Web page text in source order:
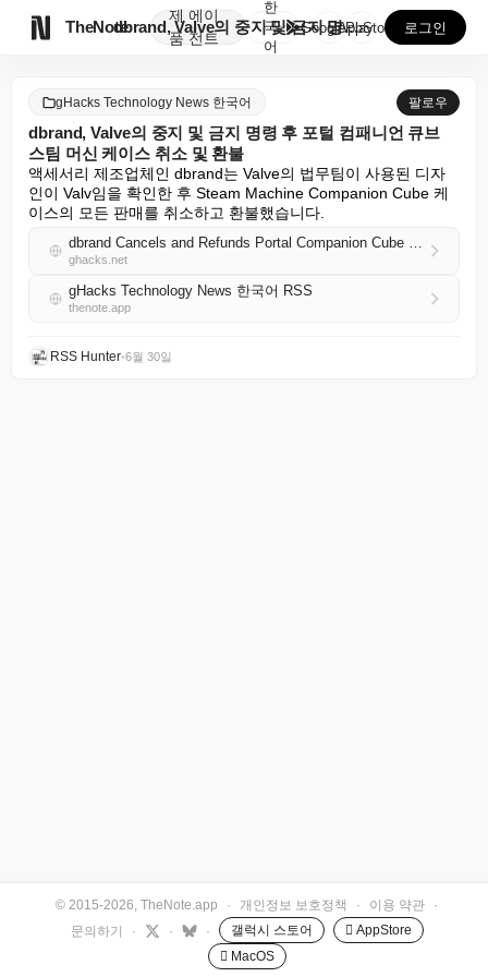
TheNote
제
품
에이
전트
dbrand, Valve의 중지 및 금지 명령 후 포털...
한
국
어
GooglePlay
AppStore 로그인
gHacks Technology News 한국어 팔로우
dbrand, Valve의 중지 및 금지 명령 후 포털 컴패니언 큐브
스팀 머신 케이스 취소 및 환불
액세서리 제조업체인 dbrand는 Valve의 법무팀이 사용된 디자
인이 Valv임을 확인한 후 Steam Machine Companion Cube 케
이스의 모든 판매를 취소하고 환불했습니다.
dbrand Cancels and Refunds Portal Companion Cube Steam Machine Case After Valve Cease and Desist
ghacks.net
gHacks Technology News 한국어 RSS
thenote.app
RSS Hunter•6월 30일
© 2015-2026, TheNote.app · 개인정보 보호정책 · 이용 약관
·
문의하기
· · · 갤럭시 스토어
 AppStore
 MacOS